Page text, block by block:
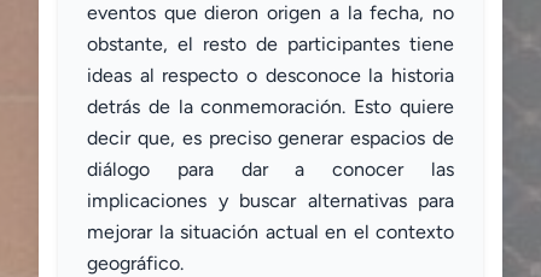
eventos que dieron origen a la fecha, no
obstante, el resto de participantes tiene
ideas al respecto o desconoce la historia
detrás de la conmemoración. Esto quiere
decir que, es preciso generar espacios de
diálogo para dar a conocer las
implicaciones y buscar alternativas para
mejorar la situación actual en el contexto
geográfico.